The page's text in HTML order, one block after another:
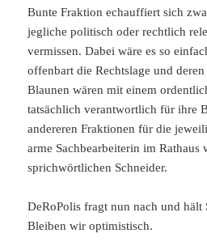
Bunte Fraktion echauffiert sich
jegliche politisch oder rechtlich
vermissen. Dabei wäre es so
offenbart die Rechtslage und
Blaunen wären mit einem
tatsächlich verantwortlich für ihre
andereren Fraktionen für die
arme Sachbearbeiterin im Rathaus
sprichwörtlichen Schneider.
DeRoPolis fragt nun nach und hält
Bleiben wir optimistisch.